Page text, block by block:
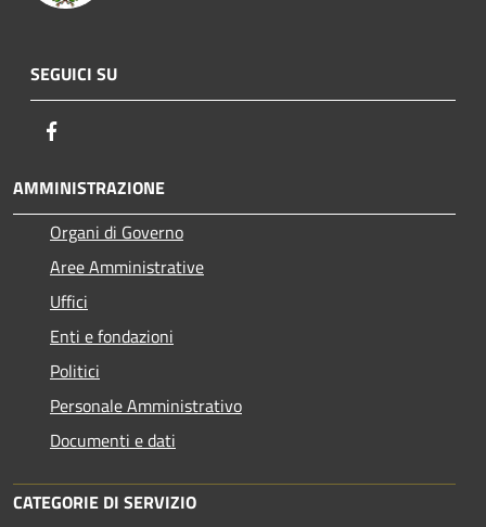
SEGUICI SU
AMMINISTRAZIONE
Organi di Governo
Aree Amministrative
Uffici
Enti e fondazioni
Politici
Personale Amministrativo
Documenti e dati
CATEGORIE DI SERVIZIO